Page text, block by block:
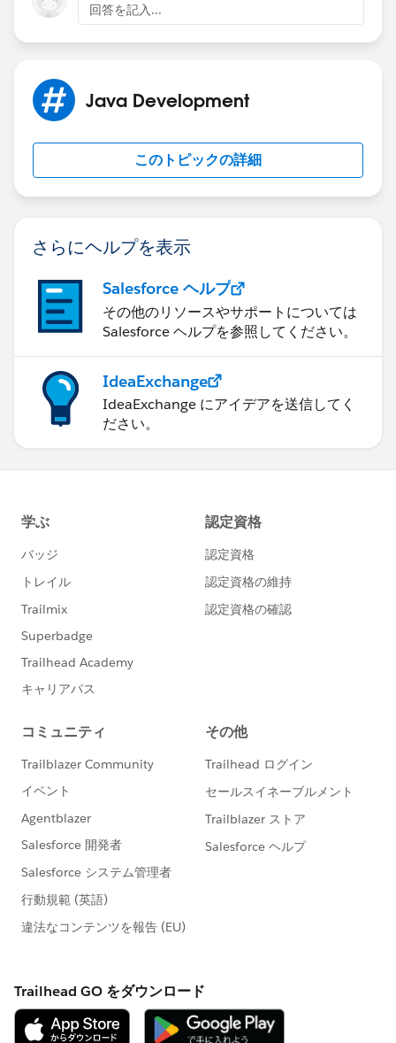
回答を記入...
Java Development
このトピックの詳細
さらにヘルプを表示
Salesforce ヘルプ
その他のリソースやサポートについては
Salesforce ヘルプを参照してください。
IdeaExchange
IdeaExchange にアイデアを送信してく
ださい。